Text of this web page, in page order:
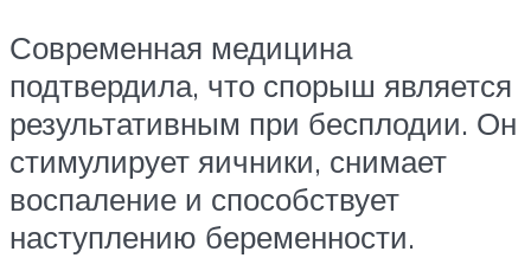
Современная медицина
подтвердила, что спорыш является
результативным при бесплодии. Он
стимулирует яичники, снимает
воспаление и способствует
наступлению беременности.